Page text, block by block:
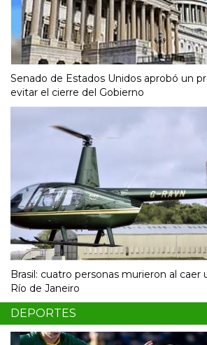
Senado de Estados Unidos aprobó un
evitar el cierre del Gobierno
Brasil: cuatro personas murieron al caer
Río de Janeiro
DEPORTES